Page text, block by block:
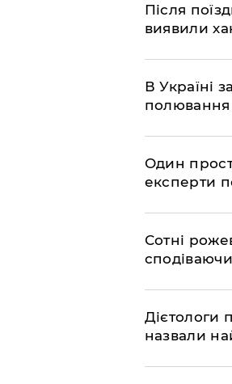
Після
виявили
В Україні
Один
експерти
Сотні
Дієтологи
назвали